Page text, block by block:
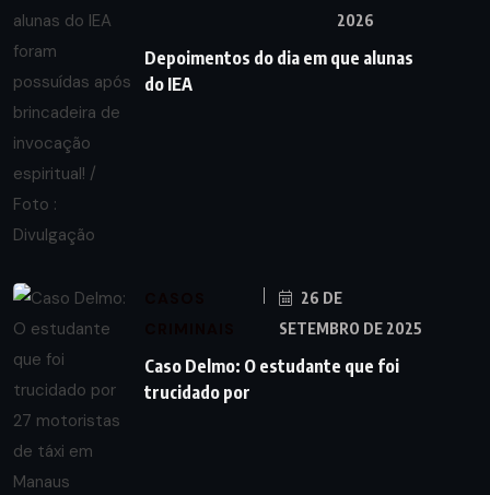
2026
Depoimentos do dia em que alunas
do IEA
26 DE
SETEMBRO DE 2025
Caso Delmo: O estudante que foi
trucidado por